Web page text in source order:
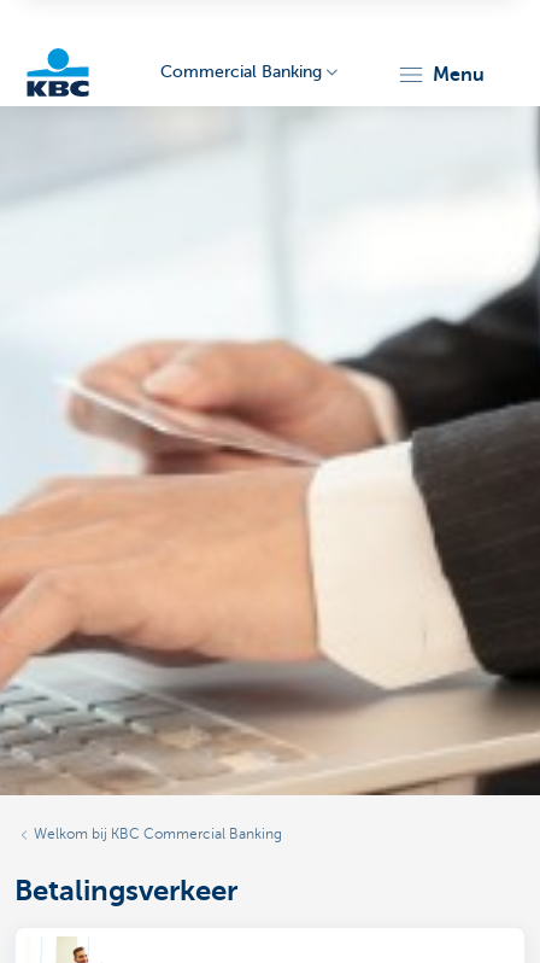
Commercial Banking menu
Welkom bij KBC Commercial Banking
Betalingsverkeer